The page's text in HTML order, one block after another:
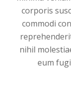
corporis
commodi
nihil
eum